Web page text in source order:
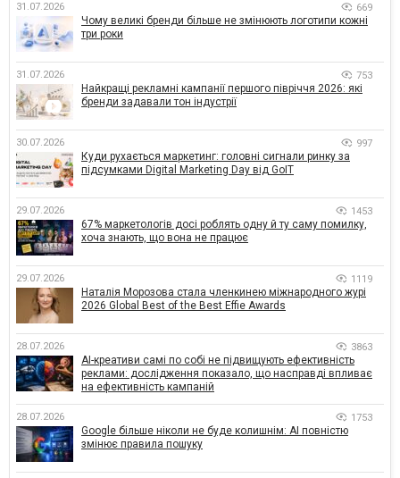
31.07.2026 669
Чому великі бренди більше не змінюють логотипи кожні
три роки
31.07.2026 753
Найкращі рекламні кампанії першого півріччя 2026: які
бренди задавали тон індустрії
30.07.2026 997
Куди рухається маркетинг: головні сигнали ринку за
підсумками Digital Marketing Day від GoIT
29.07.2026 1453
67% маркетологів досі роблять одну й ту саму помилку,
хоча знають, що вона не працює
29.07.2026 1119
Наталія Морозова стала членкинею міжнародного журі
2026 Global Best of the Best Effie Awards
28.07.2026 3863
AI-креативи самі по собі не підвищують ефективність
реклами: дослідження показало, що насправді впливає
на ефективність кампаній
28.07.2026 1753
Google більше ніколи не буде колишнім: AI повністю
змінює правила пошуку